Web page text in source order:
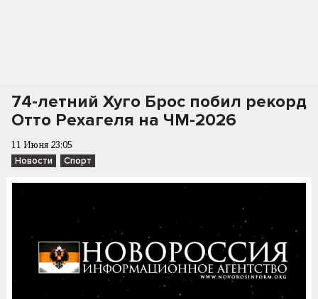
74-летний Хуго Брос побил рекорд
Отто Рехагеля на ЧМ-2026
11 Июня 23:05
Новости Спорт